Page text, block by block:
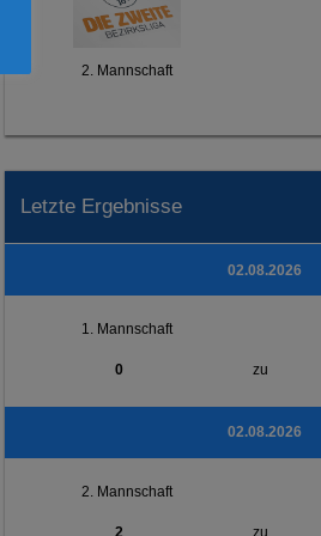
2. Mannschaft
Letzte Ergebnisse
02.08.2026
1. Mannschaft
0 zu
02.08.2026
2. Mannschaft
2 zu